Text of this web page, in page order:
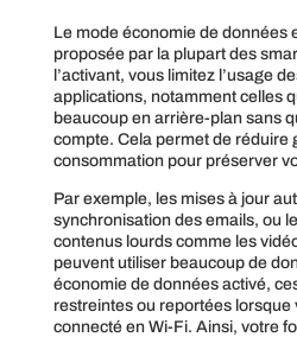
Le mode économie de données
proposée par la plupart des
l’activant, vous limitez l’usage
applications, notamment celles
beaucoup en arrière-plan sans
compte. Cela permet de réduire
consommation pour préserver
Par exemple, les mises à jour
synchronisation des emails, ou
contenus lourds comme les
peuvent utiliser beaucoup de
économie de données activé,
restreintes ou reportées lorsque
connecté en Wi-Fi. Ainsi, votre